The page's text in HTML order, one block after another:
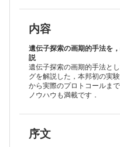
第2章 実践 基本プロトコール
1. レンチウイルスの基本操
介】
2. Cas9レポーターアッセイ
3. gRNAライブラリの複製
4. フォーカスライブラリ自
5. 変異細胞ライブラリの作
6. 選択圧によるスクリーニ
9. MAGeCKを用いたgRNA
介】
内容
遺伝子探索の画期的手法を
説
遺伝子探索の画期的手法と
グを解説した，本邦初の実
から実際のプロトコールま
ノウハウも満載です．
序文